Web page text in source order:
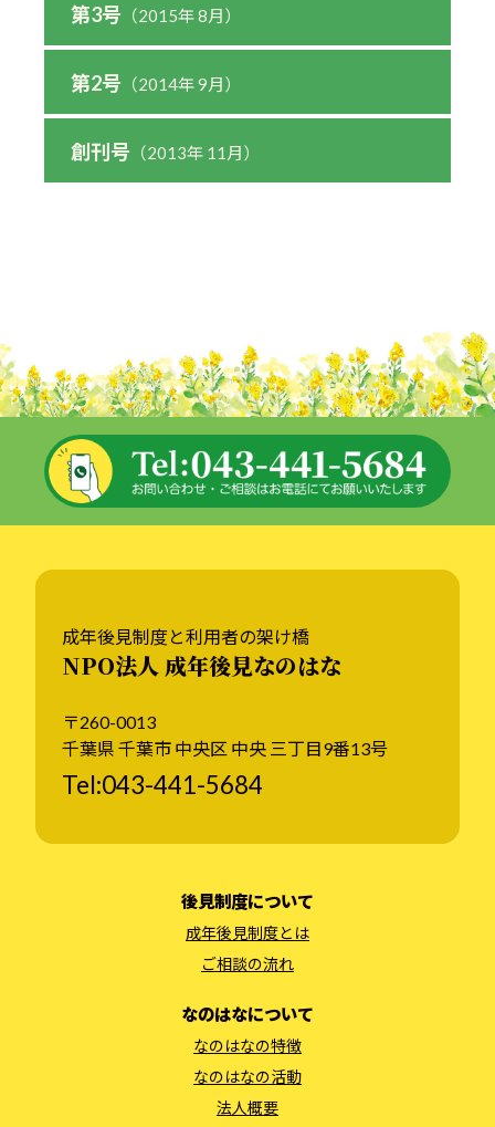
第3号 （2015年 8月）
第2号 （2014年 9月）
創刊号 （2013年 11月）
成年後見制度と利用者の架け橋
NPO法人 成年後見なのはな
〒260-0013
千葉県 千葉市 中央区 中央 三丁目9番13号
Tel:043-441-5684
後見制度について
成年後見制度とは
ご相談の流れ
なのはなについて
なのはなの特徴
なのはなの活動
法人概要